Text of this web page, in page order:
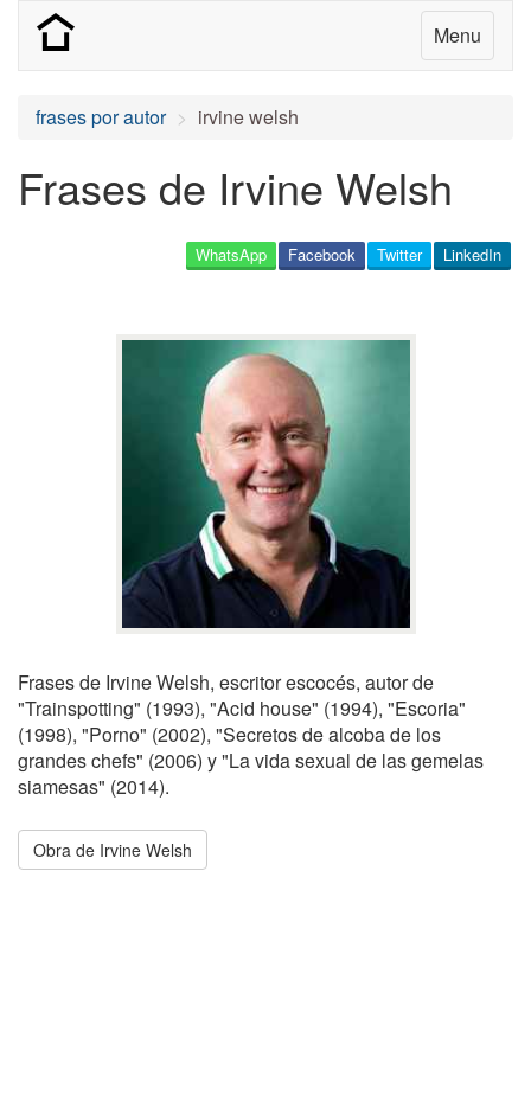
Menu
frases por autor irvine welsh
Frases de Irvine Welsh
LinkedIn
Twitter
Facebook
WhatsApp
Frases de Irvine Welsh, escritor escocés, autor de
"Trainspotting" (1993), "Acid house" (1994), "Escoria"
(1998), "Porno" (2002), "Secretos de alcoba de los
grandes chefs" (2006) y "La vida sexual de las gemelas
siamesas" (2014).
Obra de Irvine Welsh